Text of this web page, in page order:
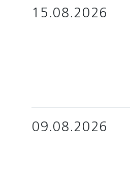
15.08.2026
09.08.2026